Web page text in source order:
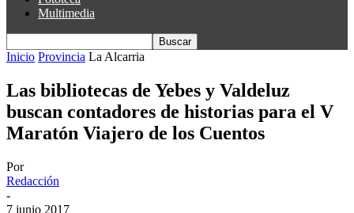
Multimedia
Inicio Provincia La Alcarria
Las bibliotecas de Yebes y Valdeluz
buscan contadores de historias para el V
Maratón Viajero de los Cuentos
Por
Redacción
-
7 junio 2017